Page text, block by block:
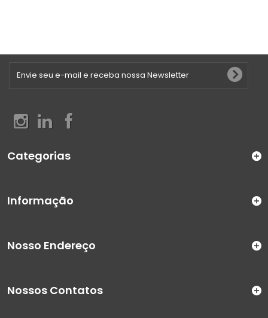
Categorias
Informação
Nosso Endereço
Nossos Contatos